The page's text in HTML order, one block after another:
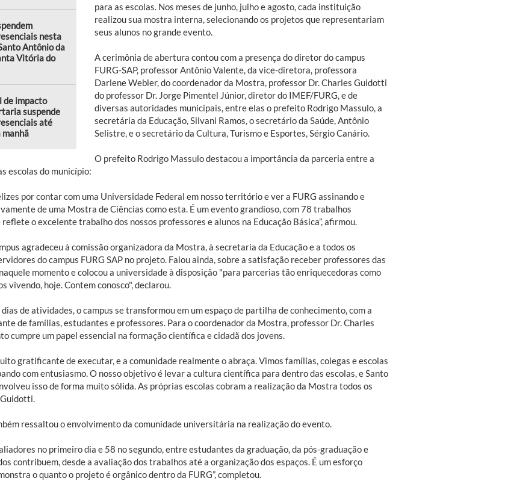
nesta
Antônio da
Vitória do
de impacto
suspende
até
manhã
para as escolas. Nos meses de junho, julho e agosto, cada instituição
realizou sua mostra interna, selecionando os projetos que representariam
seus alunos no grande evento.
A cerimônia de abertura contou com a presença do diretor do campus
FURG-SAP, professor Antônio Valente, da vice-diretora, professora
Darlene Webler, do coordenador da Mostra, professor Dr. Charles Guidotti
do professor Dr. Jorge Pimentel Júnior, diretor do IMEF/FURG, e de
diversas autoridades municipais, entre elas o prefeito Rodrigo Massulo, a
secretária da Educação, Silvani Ramos, o secretário da Saúde, Antônio
Selistre, e o secretário da Cultura, Turismo e Esportes, Sérgio Canário.
O prefeito Rodrigo Massulo destacou a importância da parceria entre a
escolas do município:
por contar com uma Universidade Federal em nosso território e ver a FURG assinando e
de uma Mostra de Ciências como esta. É um evento grandioso, com 78 trabalhos
o excelente trabalho dos nossos professores e alunos na Educação Básica”, afirmou.
agradeceu à comissão organizadora da Mostra, à secretaria da Educação e a todos os
do campus FURG SAP no projeto. Falou ainda, sobre a satisfação receber professores das
momento e colocou a universidade à disposição "para parcerias tão enriquecedoras como
vivendo, hoje. Contem conosco", declarou.
de atividades, o campus se transformou em um espaço de partilha de conhecimento, com a
de famílias, estudantes e professores. Para o coordenador da Mostra, professor Dr. Charles
cumpre um papel essencial na formação científica e cidadã dos jovens.
gratificante de executar, e a comunidade realmente o abraça. Vimos famílias, colegas e escolas
com entusiasmo. O nosso objetivo é levar a cultura científica para dentro das escolas, e Santo
isso de forma muito sólida. As próprias escolas cobram a realização da Mostra todos os
ressaltou o envolvimento da comunidade universitária na realização do evento.
no primeiro dia e 58 no segundo, entre estudantes da graduação, da pós-graduação e
contribuem, desde a avaliação dos trabalhos até a organização dos espaços. É um esforço
o quanto o projeto é orgânico dentro da FURG”, completou.